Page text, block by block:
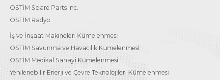
OSTİM Spare Parts Inc.
OSTİM Radyo
İş ve İnşaat Makineleri Kümelenmesi
OSTİM Savunma ve Havacılık Kümelenmesi
OSTİM Medikal Sanayi Kümelenmesi
Yenilenebilir Enerji ve Çevre Teknolojileri Kümelenmesi